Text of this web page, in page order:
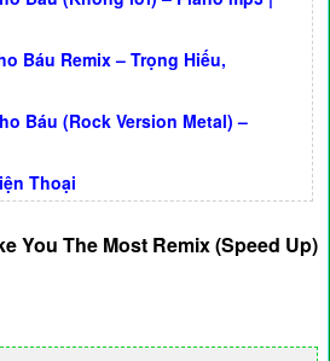
Báu Remix – Trọng Hiếu,
Báu (Rock Version Metal) –
Thoại
You The Most Remix (Speed Up)